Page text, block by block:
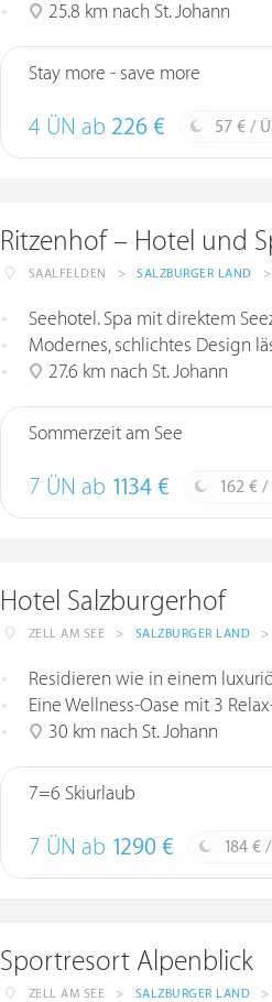
25.8 km nach St. Johann
Stay more - save more
4 ÜN ab 226 € 57 € /
Ritzenhof – Hotel und
SAALFELDEN > SALZBURGER LAND >
Seehotel. Spa mit direktem
Modernes, schlichtes Design
27.6 km nach St. Johann
Sommerzeit am See
7 ÜN ab 1134 € 162 € /
Hotel Salzburgerhof
ZELL AM SEE > SALZBURGER LAND >
Residieren wie in einem
Eine Wellness-Oase mit 3
30 km nach St. Johann
7=6 Skiurlaub
7 ÜN ab 1290 € 184 €
Sportresort Alpenblick
ZELL AM SEE > SALZBURGER LAND >